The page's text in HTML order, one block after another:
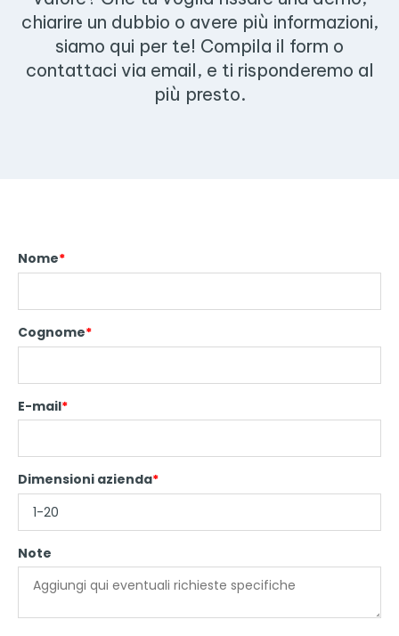
chiarire un dubbio o avere più informazioni,
siamo qui per te! Compila il form o
contattaci via email, e ti risponderemo al
più presto.
Nome*
Cognome*
E-mail*
Dimensioni azienda*
Note